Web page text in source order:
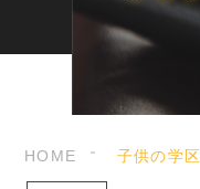
HOME 子供の学